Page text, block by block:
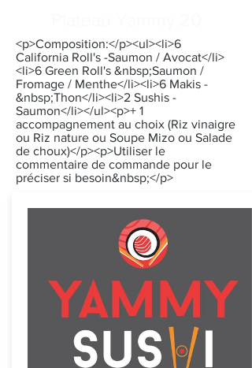
<p>Composition:</p><ul><li>6
California Roll's -Saumon / Avocat</li>
<li>6 Green Roll's &nbsp;Saumon /
Fromage / Menthe</li><li>6 Makis -
&nbsp;Thon</li><li>2 Sushis -
Saumon</li></ul><p>+ 1
accompagnement au choix (Riz vinaigre
ou Riz nature ou Soupe Mizo ou Salade
de choux)</p><p>Utiliser le
commentaire de commande pour le
préciser si besoin&nbsp;</p>